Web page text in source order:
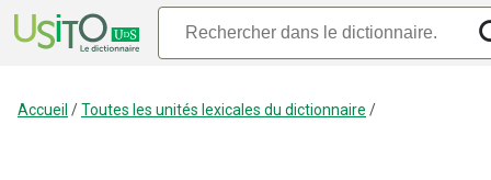
Accueil /Toutes les unités lexicales du dictionnaire /